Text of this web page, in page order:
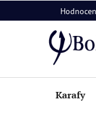
na
Karafy